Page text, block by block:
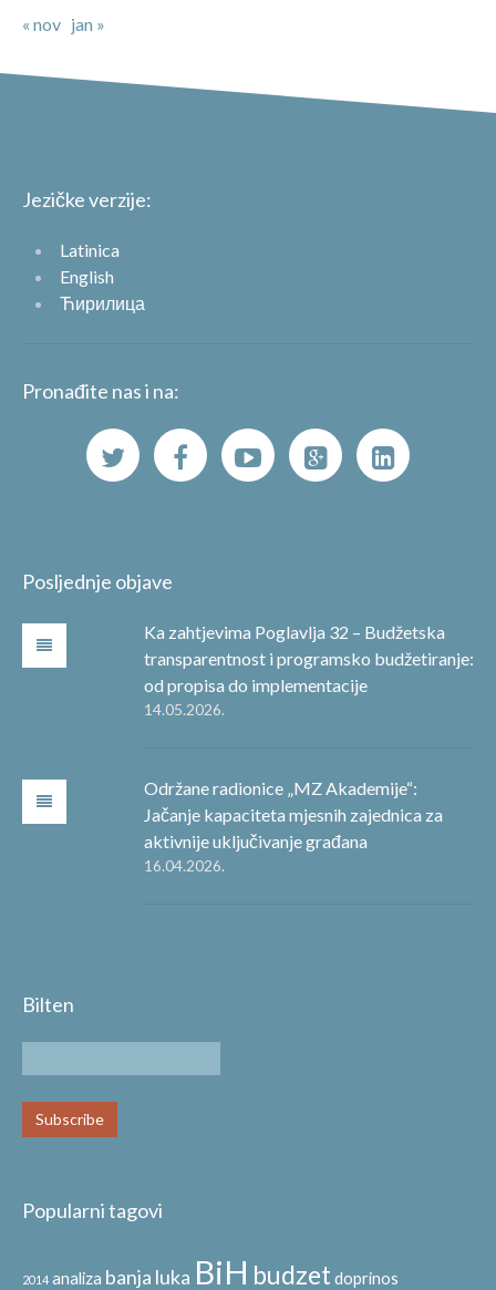
« nov jan »
Jezičke verzije:
Latinica
English
Ћирилица
Pronađite nas i na:
Posljednje objave
Ka zahtjevima Poglavlja 32 – Budžetska
transparentnost i programsko budžetiranje:
od propisa do implementacije
14.05.2026.
Održane radionice „MZ Akademije“:
Jačanje kapaciteta mjesnih zajednica za
aktivnije uključivanje građana
16.04.2026.
Bilten
Popularni tagovi
2014 analiza banja luka BiH budzet doprinos